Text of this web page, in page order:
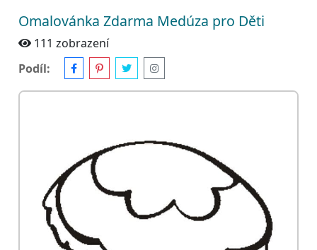
Omalovánka Zdarma Medúza pro Děti
111 zobrazení
Podíl: